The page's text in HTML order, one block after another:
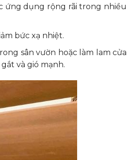
ứng dụng rộng rãi trong nhiều
bức xạ nhiệt.
sân vườn hoặc làm lam cửa
và gió mạnh.